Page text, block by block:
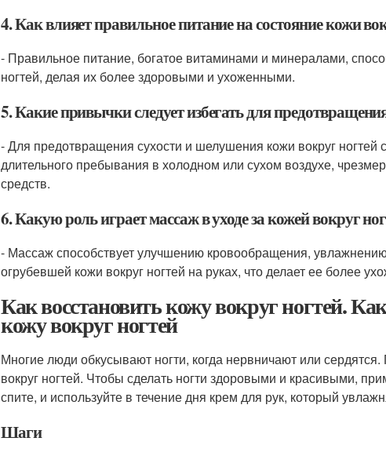
4. Как влияет правильное питание на состояние кожи
- Правильное питание, богатое витаминами и минералами,
ногтей, делая их более здоровыми и ухоженными.
5. Какие привычки следует избегать для
- Для предотвращения сухости и шелушения кожи вокруг ногтей
длительного пребывания в холодном или сухом воздухе,
средств.
6. Какую роль играет массаж в уходе за кожей вокруг
- Массаж способствует улучшению кровообращения,
огрубевшей кожи вокруг ногтей на руках, что делает ее более
Как восстановить кожу вокруг ногтей.
кожу вокруг ногтей
Многие люди обкусывают ногти, когда нервничают или
вокруг ногтей. Чтобы сделать ногти здоровыми и красивыми,
спите, и используйте в течение дня крем для рук, который
Шаги